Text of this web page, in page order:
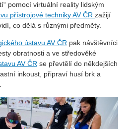
pomocí virtuální reality lidským
přístrojové techniky AV ČR zažijí
co dělá s různými předměty.
ústavu AV ČR pak návštěvníci
obratnosti a ve středověké
AV ČR se převtělí do někdejších
inkoust, připraví husí brk a